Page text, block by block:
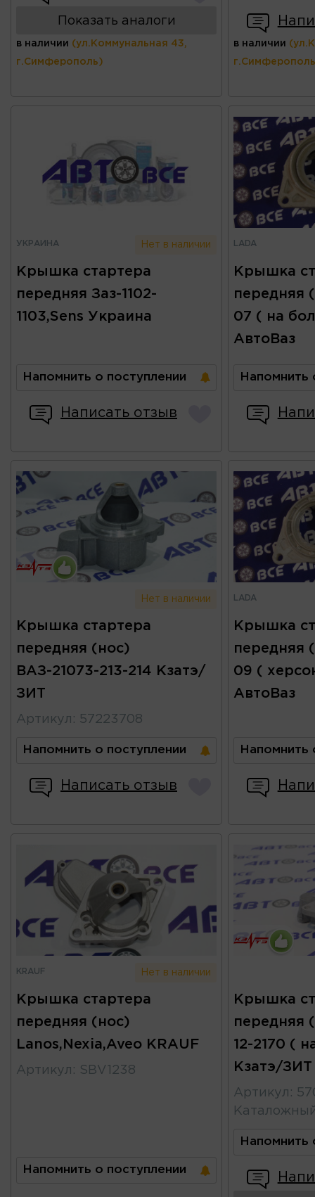
Показать аналоги
в наличии (ул.Коммунальная 43,
г.Симферополь)
в наличии
УКРАИНА Нет в наличии
Крышка стартера
передняя Заз-1102-
1103,Sens Украина
Напомнить о поступлении
Написать отзыв
LADA
Крышка
передняя
07 ( на
АвтоВаз
Напомнить
Нет в наличии
Крышка стартера
передняя (нос)
ВАЗ-21073-213-214 Кзатэ/
ЗИТ
Артикул : 57223708
Напомнить о поступлении
Написать отзыв
LADA
Крышка
передняя
09 (
АвтоВаз
Напомнить
KRAUF Нет в наличии
Крышка стартера
передняя (нос)
Lanos,Nexia,Aveo KRAUF
Артикул : SBV1238
Напомнить о поступлении
Крышка
передняя
12-2170 (
Кзатэ/ЗИТ
Артикул :
Напомнить